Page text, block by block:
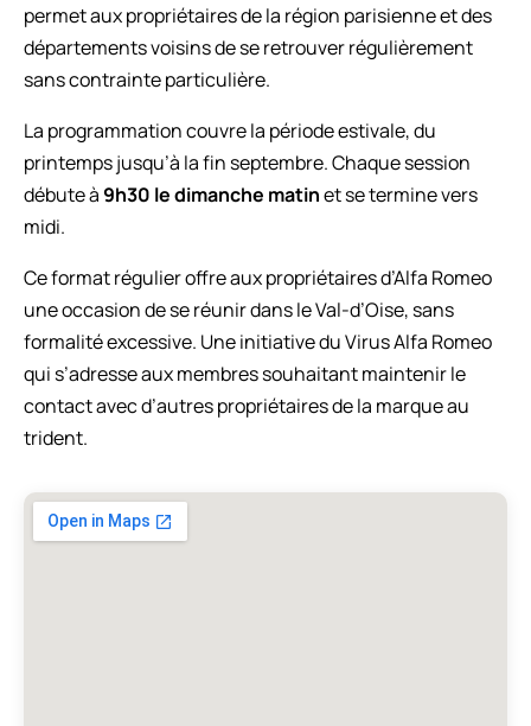
permet aux propriétaires de la région parisienne et des
départements voisins de se retrouver régulièrement
sans contrainte particulière.
La programmation couvre la période estivale, du
printemps jusqu’à la fin septembre. Chaque session
débute à9h30 le dimanche matinet se termine vers
midi.
Ce format régulier offre aux propriétaires d’Alfa Romeo
une occasion de se réunir dans le Val-d’Oise, sans
formalité excessive. Une initiative du Virus Alfa Romeo
qui s’adresse aux membres souhaitant maintenir le
contact avec d’autres propriétaires de la marque au
trident.